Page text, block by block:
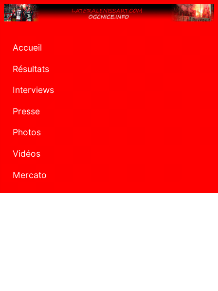
Accueil
Résultats
Interviews
Presse
Photos
Vidéos
Mercato